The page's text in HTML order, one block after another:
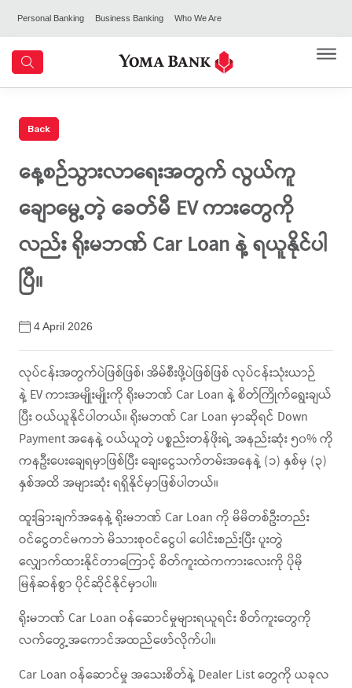
Personal Banking Business Banking Who We Are
နေ့စဉ်သွားလာရေးအတွက် လွယ်ကူ
ချောမွေ့တဲ့ ခေတ်မီ EV ကားတွေကို
လည်း ရိုးမဘဏ် Car Loan နဲ့ ရယူနိုင်ပါ
ပြီ။
4 April 2026
လုပ်ငန်းအတွက်ပဲဖြစ်ဖြစ်၊ အိမ်စီးဖို့ပဲဖြစ်ဖြစ် လုပ်ငန်းသုံးယာဉ်
နဲ့ EV ကားအမျိုးမျိုးကို ရိုးမဘဏ် Car Loan နဲ့ စိတ်ကြိုက်ရွေးချယ်
ပြီး ဝယ်ယူနိုင်ပါတယ်။ ရိုးမဘဏ် Car Loan မှာဆိုရင် Down
Payment အနေနဲ့ ဝယ်ယူတဲ့ ပစ္စည်းတန်ဖိုးရဲ့ အနည်းဆုံး ၅၀% ကို
ကနဦးပေးချေရမှာဖြစ်ပြီး ချေးငွေသက်တမ်းအနေနဲ့ (၁) နှစ်မှ (၃)
နှစ်အထိ အများဆုံး ရရှိနိုင်မှာဖြစ်ပါတယ်။
ထူးခြားချက်အနေနဲ့ ရိုးမဘဏ် Car Loan ကို မိမိတစ်ဦးတည်း
ဝင်ငွေတင်မကဘဲ မိသားစုဝင်ငွေပါ ပေါင်းစည်းပြီး ပူးတွဲ
လျှောက်ထားနိုင်တာကြောင့် စိတ်ကူးထဲကကားလေးကို ပိုမို
မြန်ဆန်စွာ ပိုင်ဆိုင်နိုင်မှာပါ။
ရိုးမဘဏ် Car Loan ဝန်ဆောင်မှုများရယူရင်း စိတ်ကူးတွေကို
လက်တွေ့အကောင်အထည်ဖော်လိုက်ပါ။
Car Loan ဝန်ဆောင်မှု အသေးစိတ်နဲ့ Dealer List တွေကို ယခုလ